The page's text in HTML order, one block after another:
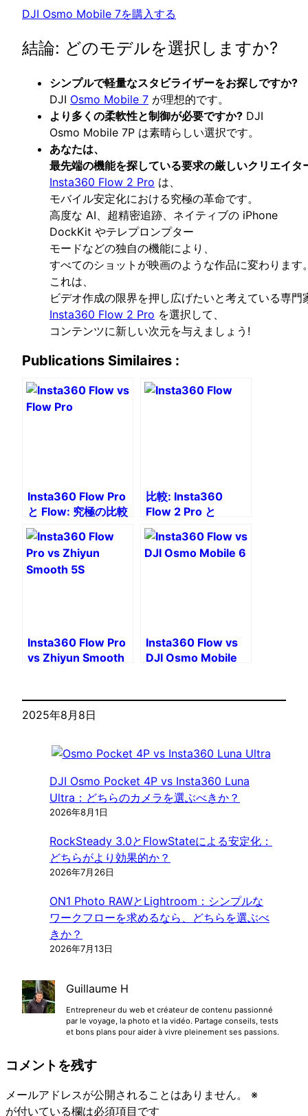
DJI Osmo Mobile 7を購入する
結論: どのモデルを選択しますか?
シンプルで軽量なスタビライザーをお探しですか?
DJI Osmo Mobile 7 が理想的です。
より多くの柔軟性と制御が必要ですか? DJI
Osmo Mobile 7P は素晴らしい選択です。
あなたは、
最先端の機能を探している要求の厳しいクリエイタ
Insta360 Flow 2 Pro は、
モバイル安定化における究極の革命です。
高度な AI、超精密追跡、ネイティブの iPhone
DockKit やテレプロンプター
モードなどの独自の機能により、
すべてのショットが映画のような作品に変わります
これは、
ビデオ作成の限界を押し広げたいと考えている専
Insta360 Flow 2 Pro を選択して、
コンテンツに新しい次元を与えましょう!
Publications Similaires :
Insta360 Flow Pro
と Flow: 究極の比較
比較: Insta360
Flow 2 Pro と
Insta360 Flow Pro
Insta360 Flow Pro
vs Zhiyun Smooth
スタビライザーの決闘
Insta360 Flow vs
DJI Osmo Mobile
2025年8月8日
DJI Osmo Pocket 4P vs Insta360 Luna
Ultra：どちらのカメラを選ぶべきか？
2026年8月1日
RockSteady 3.0とFlowStateによる安定化：
どちらがより効果的か？
2026年7月26日
ON1 Photo RAWとLightroom：シンプルな
ワークフローを求めるなら、どちらを選ぶべ
きか？
2026年7月13日
Guillaume H
Entrepreneur du web et créateur de contenu passionné
par le voyage, la photo et la vidéo. Partage conseils, tests
et bons plans pour aider à vivre pleinement ses passions.
コメントを残す
メールアドレスが公開されることはありません。
※
が付いている欄は必須項目です